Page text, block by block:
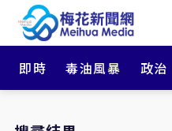
即時 毒油風暴 政治